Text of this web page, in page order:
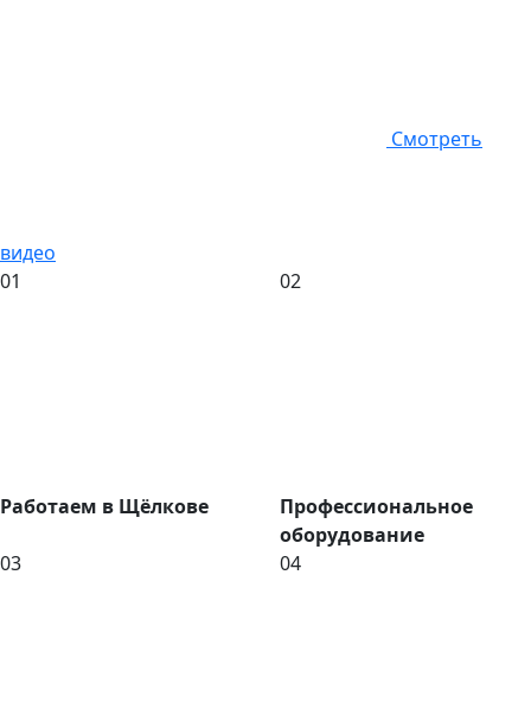
Смотреть
видео
01
Работаем в Щёлкове
02
Профессиональное
оборудование
03
04